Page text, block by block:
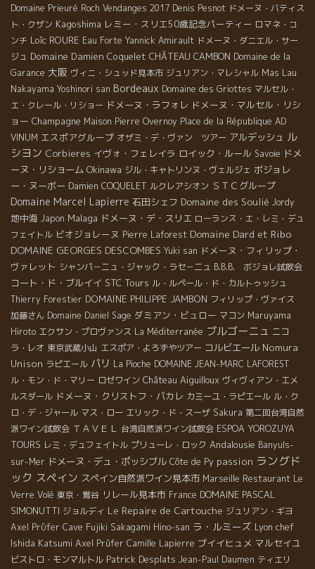
Domaine Prieuré Roch Vendanges 2017 Denis Pesnot ドメーヌ・バティス
ト・クザン Kagoshima レミー・スリエ50歳記念パーティー ロマネ・コ
ンチ Loïc ROURE Eau Forte Yannick Amirault ドメーヌ・ダニエル・サー
ジュ Domaine Damien Coquelet CHÂTEAU CAMBON Domaine de la
Garance 大阪 ヴィニ・シュッド見本市 ジュリアン・マレシャル Mas Lau
Nakayama Yoshinori san Bordeaux Domaine des Griottes マルセル・
エ・クレール・リショー ドメーヌ・ラフォレ ドメーヌ・マルセル・リシ
ョー Champagne Maison Pierre Overnoy Place de la République AD
VINUM エスポアグループ オザミ・デ・ヴァン ツアー アルデッシュ ル
シヨン Corbieres イヴォ・フェレイラ ロイック・ルール Savoie ドメ
ーヌ・リショーム Okinawa ジル・キャトリンヌ・ヴェルジェ ボジョレ
ー・ヌーボー Damien COQUELET ルクレアシオン ＳＴＣグループ
Domaine Marcel Lapierre 石田シェフ Domaine des Soulié Jordy
地中海 Japon Malaga ドメーヌ・デ・スリエ ローランス・エ・レミ・デュ
フェイトル ビオジョレーヌ Pierre Laforest Domaine Dard et Ribo
DOMAINE GEORGES DESCOMBES Yuki san ドメーヌ・フィリップ・
ヴァレット シャンパ－ニュ・ジャック・ラセ－ニュ B.B.B. ボジョレ試飲会
コート・ド・ブルイイ STC Tours ル・ルペール・ド・カルトゥッシュ
Thierry Forestier DOMAINE PHILIPPE JAMBON フィリップ・ヴァイス
加藤さん Domaine Daniel Sage ダミアン・ビュロー マコン Maruyama
Hiroto エクサン・プロヴァンス La Méditerranée ブルゴーニュ ニコ
ラ・レオ 東京武蔵小山 エスポア・よろずやツアー コルビエール Nomura
Unison ラピエール パリ La Pioche DOMAINE JEAN-MARC LAFOREST
ル・モン・ド・マリー ロゼワイン Château Aiguilloux ヴィヴィアン・エメ
ルスダール ドメーヌ・クリストフ・パカレ カミーユ・ラピエール ル・ク
ロ・デ・ジャール マス・ロー エリック・ド・スーザ Sakura 第二回台湾自然
派ワイン試飲会 ＴＡＶＥＬ 台湾自然派ワイン試飲会 ESPOA YOROZUYA
TOURS レミ・デュフェイトル プリューレ・ロック Andalousie Banyuls-
sur-Mer ドメーヌ・デュ・ポッシブル Côte de Py passion ラングド
ック スペイン スペイン自然派ワイン見本市 Marseille Restaurant Le
Verre Volé 東京・鴬谷 リレール見本市 France DOMAINE PASCAL
SIMONUTTI ジョルディ Le Repaire de Cartouche ジュリアン・ギヨ
Axel Prϋfer Cave Fujiki Sakagami Hino-san ラ・ルミーズ Lyon chef
Ishida Katsumi Axel Prüfer Camille Lapierre プイイヒュメ マルセイユ
ビストロ・モンマルトル Patrick Desplats Jean-Paul Daumen ティエリ